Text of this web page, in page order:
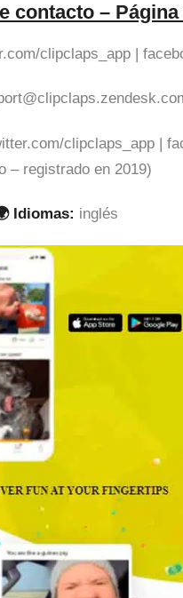
contacto – Página
clipclaps_app |
clipclaps_app |
– registrado en 2019)
Idiomas: inglés